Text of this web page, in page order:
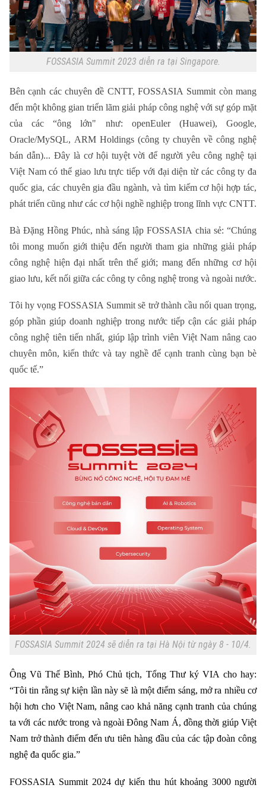
Chuyên mục
Thời sự
Hà Nội
An ninh trật tự
Công nghệ
Hà Nội
Nhịp sống Hà Nội
Người Hà Nội
Khoảnh khắc Hà Nội
Ẩm thực
Quân sự
Người Việt 4 phương
Tin tức
Cafe sáng
Tài chính Ngân hàng
Doanh nghiệp
Nhà đất
Tin tức
Đầu tư
Căn hộ
Kinh nghiệm
Tàu và Xe
Ô tô
Tàu
Xe máy
Đánh giá
Giáo dục
Tin tức
Tuyển sinh
Hướng nghiệp
Tin tức
Làng nghề
Di tích
Sức khỏe
Y tế
Thể thao
Bóng đá
Quần vợt
Giải trí
Tin tức
FOSSASIA Summit 2023 diễn ra tại Singapore.
Bên cạnh các chuyên đề CNTT, FOSSASIA Summit còn mang
đến một không gian triển lãm giải pháp công nghệ với sự góp mặt
của các “ông lớn" như: openEuler (Huawei), Google,
Oracle/MySQL, ARM Holdings (công ty chuyên về công nghệ
bán dẫn)... Đây là cơ hội tuyệt vời để người yêu công nghệ tại
Việt Nam có thể giao lưu trực tiếp với đại diện từ các công ty đa
quốc gia, các chuyên gia đầu ngành, và tìm kiếm cơ hội hợp tác,
phát triển cũng như các cơ hội nghề nghiệp trong lĩnh vực CNTT.
Bà Đặng Hồng Phúc, nhà sáng lập FOSSASIA chia sẻ: “Chúng
tôi mong muốn giới thiệu đến người tham gia những giải pháp
công nghệ hiện đại nhất trên thế giới; mang đến những cơ hội
giao lưu, kết nối giữa các công ty công nghệ trong và ngoài nước.
Tôi hy vọng FOSSASIA Summit sẽ trở thành cầu nối quan trọng,
góp phần giúp doanh nghiệp trong nước tiếp cận các giải pháp
công nghệ tiên tiến nhất, giúp lập trình viên Việt Nam nâng cao
chuyên môn, kiến thức và tay nghề để cạnh tranh cùng bạn bè
quốc tế.”
FOSSASIA Summit 2024 sẽ diễn ra tại Hà Nội từ ngày 8 - 10/4.
Ông Vũ Thế Bình, Phó Chủ tịch, Tổng Thư ký VIA cho hay:
“Tôi tin rằng sự kiện lần này sẽ là một điểm sáng, mở ra nhiều cơ
hội hơn cho Việt Nam, nâng cao khả năng cạnh tranh của chúng
ta với các nước trong và ngoài Đông Nam Á, đồng thời giúp Việt
Nam trở thành điểm đến ưu tiên hàng đầu của các tập đoàn công
nghệ đa quốc gia.”
FOSSASIA Summit 2024 dự kiến thu hút khoảng 3000 người